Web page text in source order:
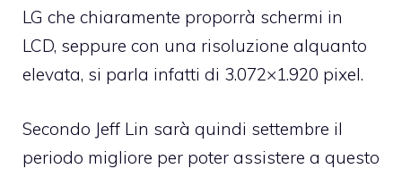
LG che chiaramente proporrà schermi in
LCD, seppure con una risoluzione alquanto
elevata, si parla infatti di 3.072×1.920 pixel.
Secondo Jeff Lin sarà quindi settembre il
periodo migliore per poter assistere a questo